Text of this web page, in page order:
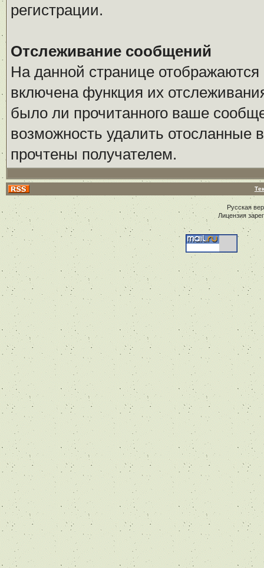
регистрации.
Отслеживание сообщений
На данной странице
включена функция их
было ли прочитанного ваше
возможность удалить
прочтены получателем.
Русская
Лицензия